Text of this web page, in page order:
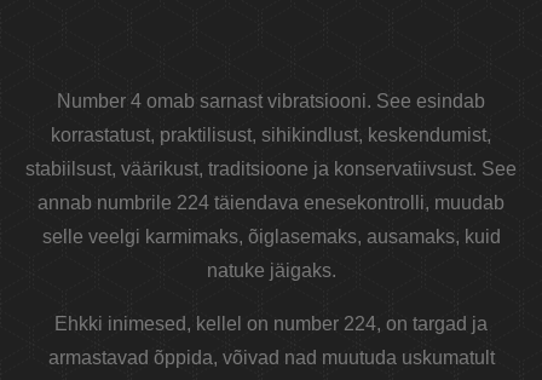
Number 4 omab sarnast vibratsiooni. See esindab
korrastatust, praktilisust, sihikindlust, keskendumist,
stabiilsust, väärikust, traditsioone ja konservatiivsust. See
annab numbrile 224 täiendava enesekontrolli, muudab
selle veelgi karmimaks, õiglasemaks, ausamaks, kuid
natuke jäigaks.
Ehkki inimesed, kellel on number 224, on targad ja
armastavad õppida, võivad nad muutuda uskumatult